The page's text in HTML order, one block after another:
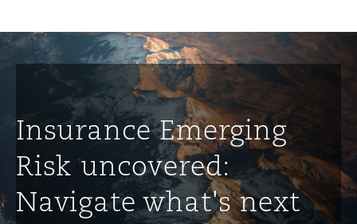
Insurance Emerging
Risk uncovered:
Navigate what's next